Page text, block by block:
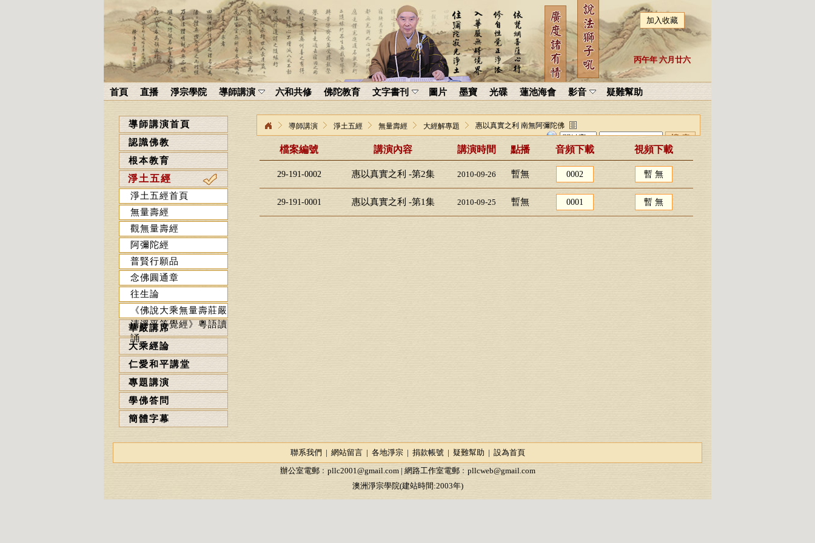
加入收藏
丙午年 六月廿六
首頁 直播 淨宗學院 導師講演 六和共修 佛陀教育 文字書刊 圖片 墨寶 光碟 蓮池海會 影音 疑難幫助
導師講演首頁
認識佛教
根本教育
淨土五經
淨土五經首頁
無量壽經
觀無量壽經
阿彌陀經
普賢行願品
念佛圓通章
往生論
《佛說大乘無量壽莊嚴
清淨平等覺經》粵語讀
誦
華嚴講席
大乘經論
仁愛和平講堂
專題講演
學佛答問
簡體字幕
導師講演 淨土五經 無量壽經 大經解專題 惠以真實之利 南無阿彌陀佛
檔案編號 講演內容 講演時間 點播 音頻下載 視頻下載
29-191-0002 惠以真實之利 -第2集 2010-09-26 暫無 0002 暫 無
29-191-0001 惠以真實之利 -第1集 2010-09-25 暫無 0001 暫 無
聯系我們 | 網站留言| 各地淨宗| 捐款帳號| 疑難幫助 | 設為首頁
辦公室電郵﹕ pllc2001@gmail.com| 網路工作室電郵﹕ pllcweb@gmail.com
澳洲淨宗學院(建站時間:2003年)